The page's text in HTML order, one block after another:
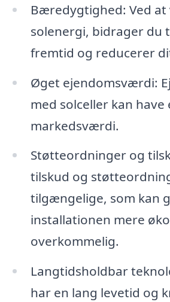
Bæredygtighed: Ved
solenergi, bidrager du
fremtid og reducerer
Øget ejendomsværdi:
med solceller kan have
markedsværdi.
Støtteordninger og
tilskud og
tilgængelige, som kan
installationen mere
overkommelig.
Langtidsholdbar
har en lang levetid og